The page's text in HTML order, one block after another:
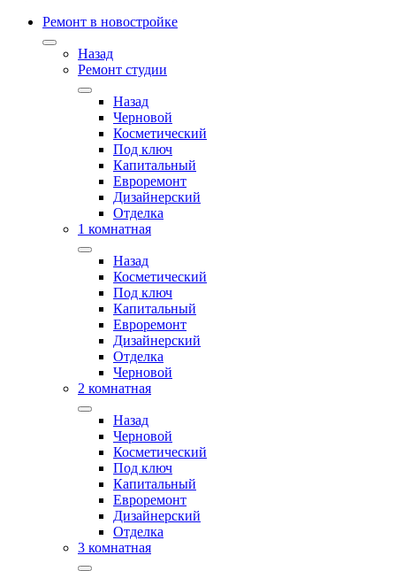
Ремонт в новостройке
Назад
Ремонт студии
Назад
Черновой
Косметический
Под ключ
Капитальный
Евроремонт
Дизайнерский
Отделка
1 комнатная
Назад
Косметический
Под ключ
Капитальный
Евроремонт
Дизайнерский
Отделка
Черновой
2 комнатная
Назад
Черновой
Косметический
Под ключ
Капитальный
Евроремонт
Дизайнерский
Отделка
3 комнатная